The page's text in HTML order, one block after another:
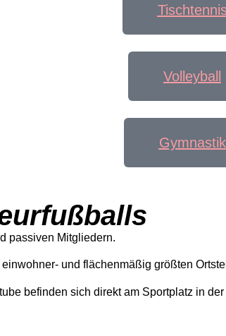
Volleyball
Gymnastik
passiven Mitgliedern.
und flächenmäßig größten
befinden sich direkt am Sportplatz in